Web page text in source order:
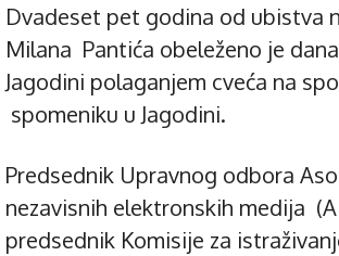
Dvadeset pet godina od ubistva
Milana Pantića obeleženo je
Jagodini polaganjem cveća na
spomeniku u Jagodini.
Predsednik Upravnog odbora
nezavisnih elektronskih medija
predsednik Komisije za